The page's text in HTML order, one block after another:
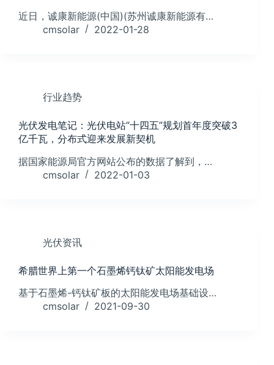
近日，诚康新能源(中国)(苏州诚康新能源有…
cmsolar
2022-01-28
行业趋势
光伏发电笔记：光伏电站”十四五”规划首年度突破3
亿千瓦，分布式迎来发展新契机
据国家能源局官方网站公布的数据了解到，…
cmsolar
2022-01-03
光伏资讯
希腊世界上第一个石墨烯钙钛矿太阳能发电场
基于石墨烯-钙钛矿板的太阳能发电场基础设…
cmsolar
2021-09-30